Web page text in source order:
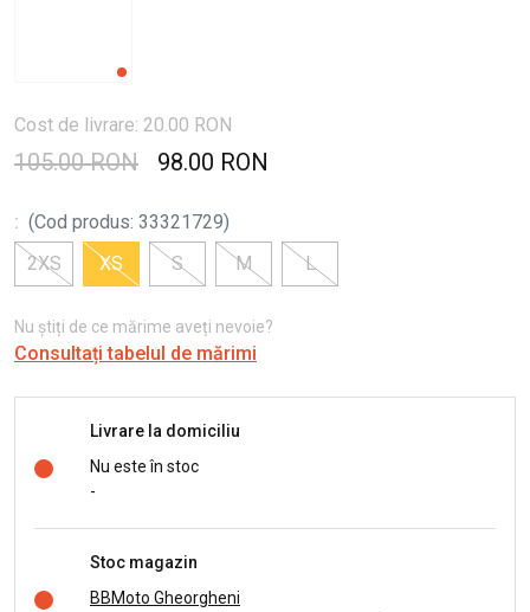
Cost de livrare: 20.00 RON
105.00 RON 98.00 RON
: (Cod produs: 33321729)
2XS
XS S M L
Nu știți de ce mărime aveți nevoie?
Consultați tabelul de mărimi
Livrare la domiciliu
Nu este în stoc
-
Stoc magazin
BBMoto Gheorgheni